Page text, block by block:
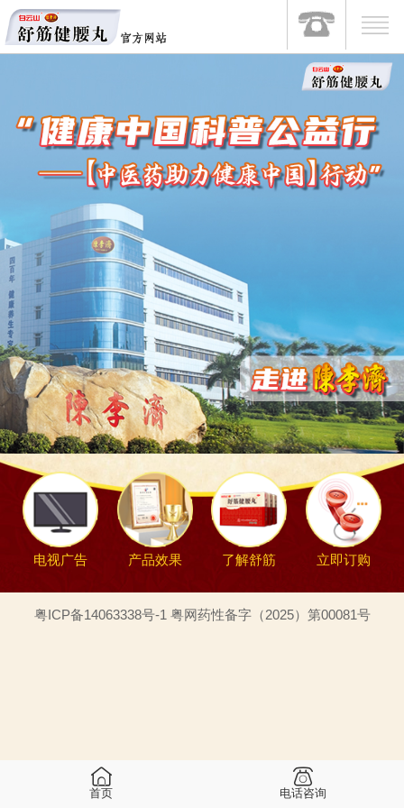
电视广告 产品效果 了解舒筋 立即订购
粤ICP备14063338号-1 粤网药性备字（2025）第00081号
首页 电话咨询